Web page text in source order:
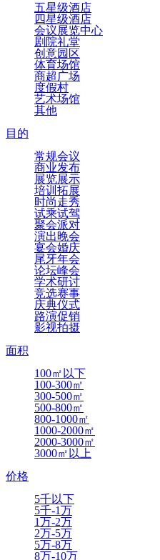
五星级酒店
四星级酒店
会议展览中心
剧院礼堂
创意园区
体育场馆
商超广场
度假村
艺术场馆
其他
目的
常规会议
商业发布
展览展示
培训拓展
时尚走秀
试乘试驾
聚会派对
演出晚会
宴会婚庆
尾牙年会
论坛峰会
学术研讨
竞选赛事
庆典仪式
路演促销
影视拍摄
面积
100㎡以下
100-300㎡
300-500㎡
500-800㎡
800-1000㎡
1000-2000㎡
2000-3000㎡
3000㎡以上
价格
5千以下
5千-1万
1万-2万
2万-5万
5万-8万
8万-10万